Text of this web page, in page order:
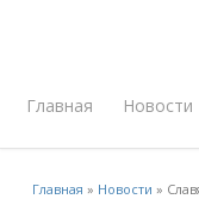
Главная Новости
Главная » Новости »